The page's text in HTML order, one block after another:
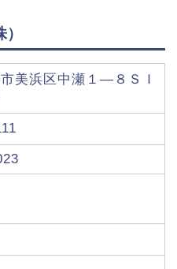
美浜区中瀬１―８ＳＩ